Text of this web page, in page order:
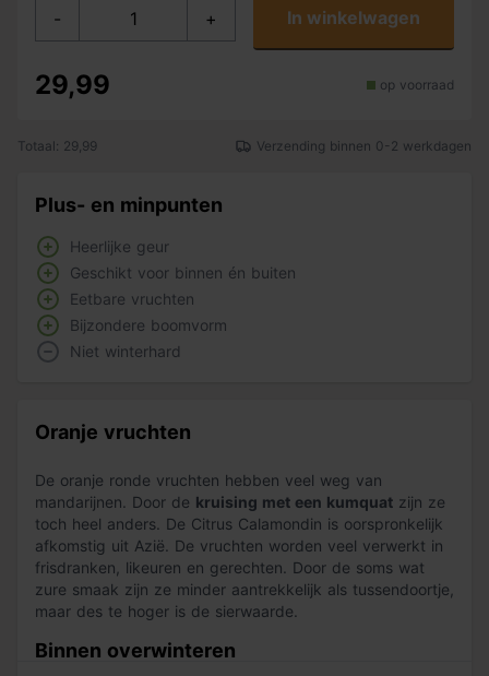
- + In winkelwagen
29,99 op voorraad
Totaal: 29,99 Verzending binnen 0-2 werkdagen
Plus- en minpunten
Heerlijke geur
Geschikt voor binnen én buiten
Eetbare vruchten
Bijzondere boomvorm
Niet winterhard
Oranje vruchten
De oranje ronde vruchten hebben veel weg van
mandarijnen. Door de kruising met een kumquat zijn ze
toch heel anders. De Citrus Calamondin is oorspronkelijk
afkomstig uit Azië. De vruchten worden veel verwerkt in
frisdranken, likeuren en gerechten. Door de soms wat
zure smaak zijn ze minder aantrekkelijk als tussendoortje,
maar des te hoger is de sierwaarde.
Binnen overwinteren